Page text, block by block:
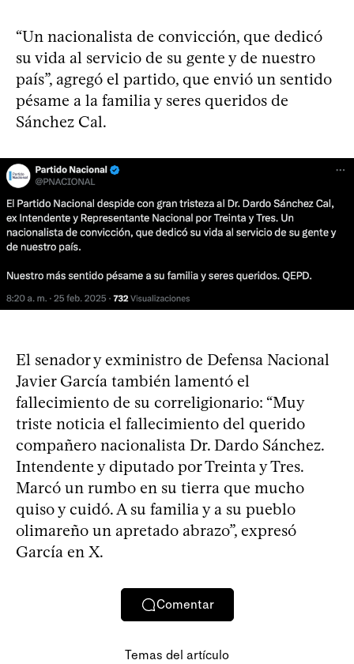
“Un nacionalista de convicción, que dedicó
su vida al servicio de su gente y de nuestro
país”, agregó el partido, que envió un sentido
pésame a la familia y seres queridos de
Sánchez Cal.
El senador y exministro de Defensa Nacional
Javier García también lamentó el
fallecimiento de su correligionario: “Muy
triste noticia el fallecimiento del querido
compañero nacionalista Dr. Dardo Sánchez.
Intendente y diputado por Treinta y Tres.
Marcó un rumbo en su tierra que mucho
quiso y cuidó. A su familia y a su pueblo
olimareño un apretado abrazo”, expresó
García en X.
Comentar
Temas del artículo